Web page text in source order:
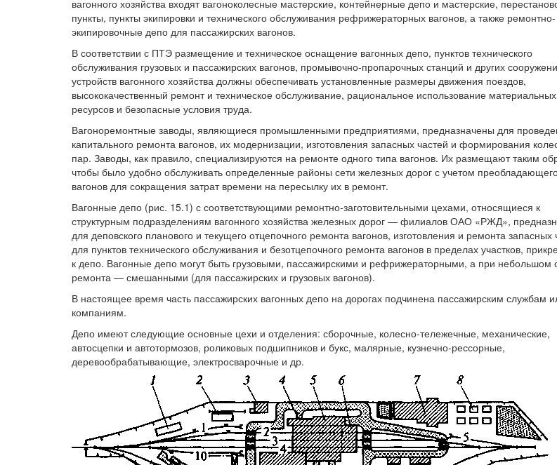
вагонного хозяйства входят вагоноколесные мастерские, контейнерные депо и мастерские,
пункты, пункты экипировки и технического обслуживания рефрижераторных вагонов, а также ремонтно-
экипировочные депо для пассажирских вагонов.
В соответствии с ПТЭ размещение и техническое оснащение вагонных депо, пунктов технического
обслуживания грузовых и пассажирских вагонов, промывочно-пропарочных станций и других
устройств вагонного хозяйства должны обеспечивать установленные размеры движения поездов,
высококачественный ремонт и техническое обслуживание, рациональное использование материальных
ресурсов и безопасные условия труда.
Вагоноремонтные заводы, являющиеся промышленными предприятиями, предназначены для
капитального ремонта вагонов, их модернизации, изготовления запасных частей и формирования
пар. Заводы, как правило, специализируются на ремонте одного типа вагонов. Их размещают таким
чтобы было удобно обслуживать определенные районы сети железных дорог с учетом
вагонов для сокращения затрат времени на пересылку их в ремонт.
Вагонные депо (рис. 15.1) с соответствующими ремонтно-заготовительными цехами, относящиеся к
структурным подразделениям вагонного хозяйства железных дорог — филиалов ОАО «РЖД»,
для деповского планового и текущего отцепочного ремонта вагонов, изготовления и ремонта запасных
для пунктов технического обслуживания и безотцепочного ремонта вагонов в пределах участков,
к депо. Вагонные депо могут быть грузовыми, пассажирскими и рефрижераторными, а при небольшом
ремонта — смешанными (для пассажирских и грузовых вагонов).
В настоящее время часть пассажирских вагонных депо на дорогах подчинена пассажирским службам
компаниям.
Депо имеют следующие основные цехи и отделения: сборочные, колесно-тележечные, механические,
автосцепки и автотормозов, роликовых подшипников и букс, малярные, кузнечно-рессорные,
деревообрабатывающие, электросварочные и др.